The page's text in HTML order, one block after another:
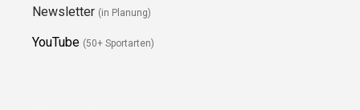
Folge Uns